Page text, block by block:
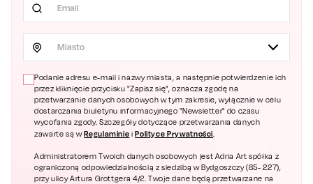
Miasto
Podanie adresu e-mail i nazwy miasta, a następnie potwierdzenie ich
przez kliknięcie przycisku "Zapisz się", oznacza zgodę na
przetwarzanie danych osobowych w tym zakresie, wyłącznie w celu
dostarczania biuletynu informacyjnego "Newsletter" do czasu
wycofania zgody. Szczegóły dotyczące przetwarzania danych
zawarte są wRegulaminie iPolityce Prywatności.
Administratorem Twoich danych osobowych jest Adria Art spółka z
ograniczoną odpowiedzialnością z siedzibą w Bydgoszczy (85- 227),
przy ulicy Artura Grottgera 4/2. Twoje dane będą przetwarzane na